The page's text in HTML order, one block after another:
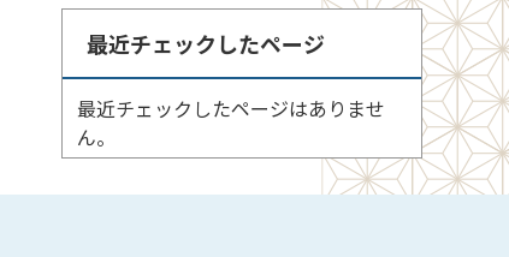
最近チェックしたページ
最近チェックしたページはありませ
ん。